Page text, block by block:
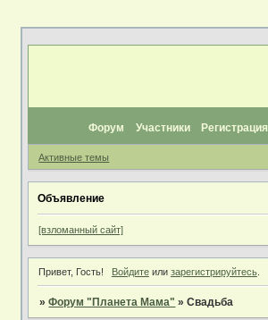
Форум Участники Регистрация
Активные темы
Объявление
[взломанный сайт]
Привет, Гость! Войдитеили зарегистрируйтесь.
»Форум "Планета Мама" »Свадьба